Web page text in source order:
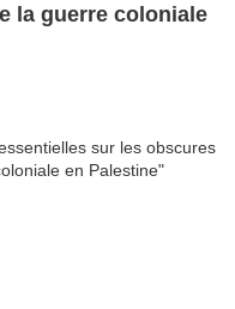
la guerre coloniale